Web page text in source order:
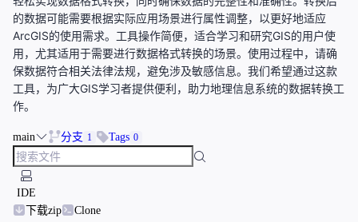
的数据可能需要根据实际应用场景进行属性调整，以更好地适应
ArcGIS的使用需求。工具操作简便，适合学习和研究GIS的用户使
用，尤其适用于需要进行数据格式转换的场景。使用过程中，请确
保数据符合相关法律法规，避免涉及敏感信息。我们希望通过这款
工具，为广大GIS学习者提供便利，助力地理信息系统的数据转换工
作。
main 分支 1 Tags 0
IDE
下载zip
Clone